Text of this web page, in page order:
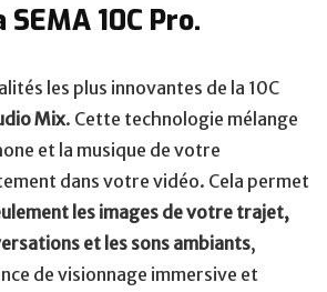
SEMA 10C Pro.
les plus innovantes de la 10C
Mix. Cette technologie mélange
et la musique de votre
dans votre vidéo. Cela permet
les images de votre trajet,
et les sons ambiants,
de visionnage immersive et